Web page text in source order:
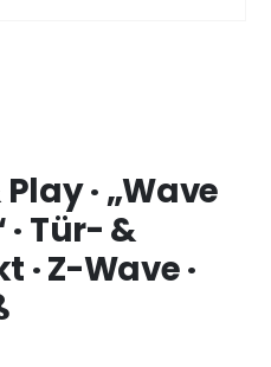
· „Wave
Tür- &
Z-Wave ·